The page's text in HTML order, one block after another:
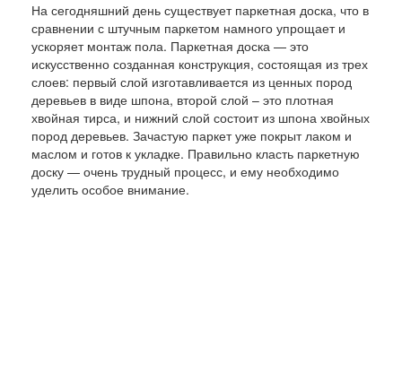
На сегодняшний день существует паркетная доска, что в
сравнении с штучным паркетом намного упрощает и
ускоряет монтаж пола. Паркетная доска — это
искусственно созданная конструкция, состоящая из трех
слоев: первый слой изготавливается из ценных пород
деревьев в виде шпона, второй слой – это плотная
хвойная тирса, и нижний слой состоит из шпона хвойных
пород деревьев. Зачастую паркет уже покрыт лаком и
маслом и готов к укладке. Правильно класть паркетную
доску — очень трудный процесс, и ему необходимо
уделить особое внимание.